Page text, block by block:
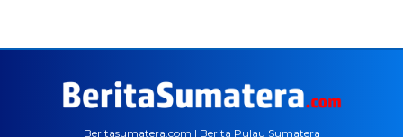
Beritasumatera.com | Berita Pulau Sumatera